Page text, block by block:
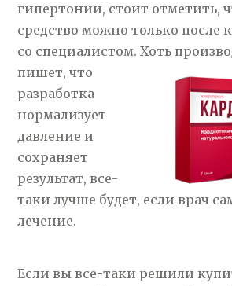
гипертонии, стоит отметить,
средство можно только после
со специалистом. Хоть
пишет, что
разработка
нормализует
давление и
сохраняет
результат, все-
таки лучше будет, если врач
лечение.
Если вы все-таки решили